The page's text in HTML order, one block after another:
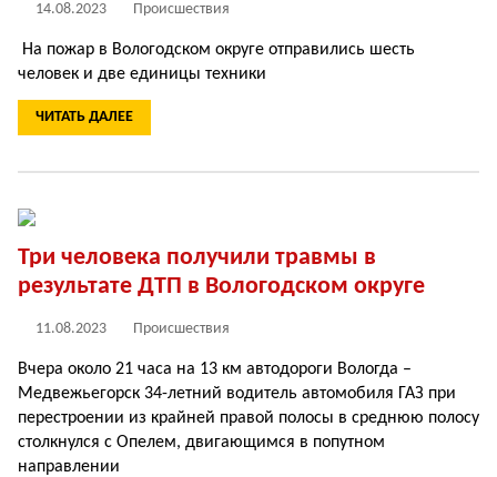
14.08.2023 Происшествия
На пожар в Вологодском округе отправились шесть
человек и две единицы техники
ЧИТАТЬ ДАЛЕЕ
Три человека получили травмы в
результате ДТП в Вологодском округе
11.08.2023 Происшествия
Вчера около 21 часа на 13 км автодороги Вологда –
Медвежьегорск 34-летний водитель автомобиля ГАЗ при
перестроении из крайней правой полосы в среднюю полосу
столкнулся с Опелем, двигающимся в попутном
направлении